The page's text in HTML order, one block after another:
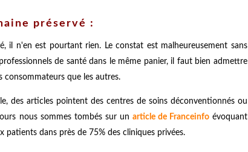
préservé :
il n'en est pourtant rien. Le constat est malheureusement sans
de santé dans le même panier, il faut bien admettre
que les autres.
des articles pointent des centres de soins déconventionnés ou
nous sommes tombés sur un article de Franceinfoévoquant
dans près de 75% des cliniques privées.